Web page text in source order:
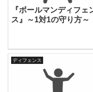
『ボールマンディフェ
ス』～1対1の守り方～
ディフェンス